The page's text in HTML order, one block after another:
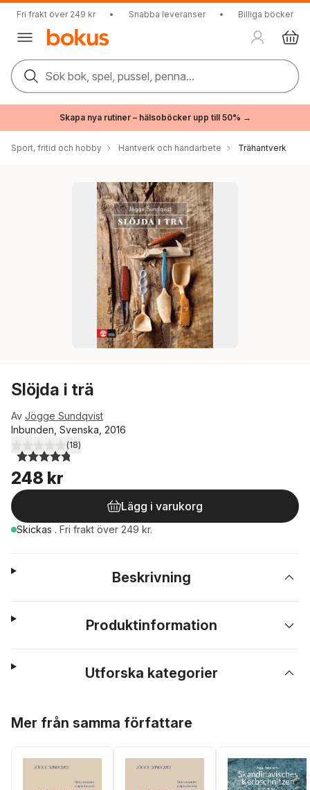
Fri frakt över 249 kr • Snabba leveranser • Billiga böcker
Sök bok, spel, pussel, penna...
Skapa nya rutiner – hälsoböcker upp till 50% →
Sport, fritid och hobby Hantverk och handarbete Trähantverk
Slöjda i trä
Av Jögge Sundqvist
Inbunden, Svenska, 2016
4,8utav 5 stjärnor. Totalt antal röster:
(18)
248 kr
Lägg i varukorg
Skickas . Fri frakt över 249 kr.
Beskrivning
Produktinformation
Utforska kategorier
Mer från samma författare